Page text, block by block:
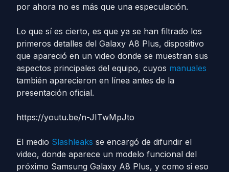
por ahora no es más que una especulación.
Lo que sí es cierto, es que ya se han filtrado los
primeros detalles del Galaxy A8 Plus, dispositivo
que apareció en un video donde se muestran sus
aspectos principales del equipo, cuyos manuales
también aparecieron en línea antes de la
presentación oficial.
https://youtu.be/n-JITwMpJto
El medio Slashleaks se encargó de difundir el
video, donde aparece un modelo funcional del
próximo Samsung Galaxy A8 Plus, y como si eso